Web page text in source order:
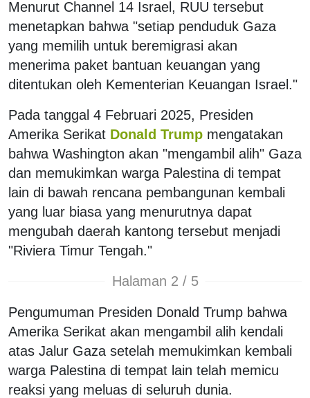
Menurut Channel 14 Israel, RUU tersebut
menetapkan bahwa "setiap penduduk Gaza
yang memilih untuk beremigrasi akan
menerima paket bantuan keuangan yang
ditentukan oleh Kementerian Keuangan Israel."
Pada tanggal 4 Februari 2025, Presiden
Amerika Serikat Donald Trump mengatakan
bahwa Washington akan "mengambil alih" Gaza
dan memukimkan warga Palestina di tempat
lain di bawah rencana pembangunan kembali
yang luar biasa yang menurutnya dapat
mengubah daerah kantong tersebut menjadi
"Riviera Timur Tengah."
Halaman 2 / 5
Pengumuman Presiden Donald Trump bahwa
Amerika Serikat akan mengambil alih kendali
atas Jalur Gaza setelah memukimkan kembali
warga Palestina di tempat lain telah memicu
reaksi yang meluas di seluruh dunia.